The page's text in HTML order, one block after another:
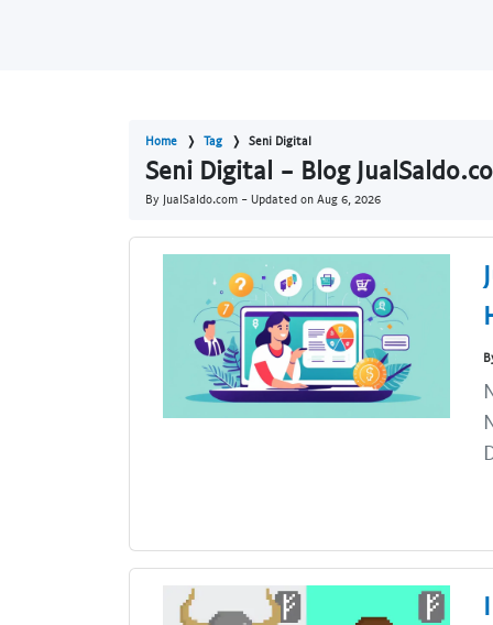
Home Tag Seni Digital
Seni Digital - Blog
By JualSaldo.com - Updated on Aug 6, 2026